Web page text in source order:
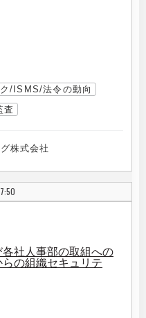
/ISMS/法令の動向
査
株式会社
社人事部の取組への
の組織セキュリテ